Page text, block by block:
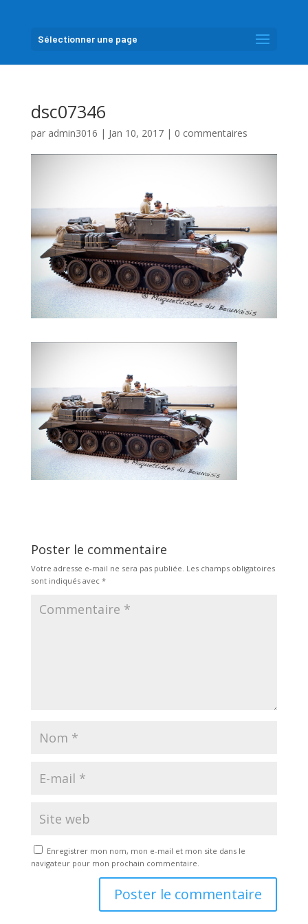
Sélectionner une page
dsc07346
par admin3016 | Jan 10, 2017| 0 commentaires
Poster le commentaire
Votre adresse e-mail ne sera pas publiée. Les champs obligatoires
sont indiqués avec *
Enregistrer mon nom, mon e-mail et mon site dans le
navigateur pour mon prochain commentaire.